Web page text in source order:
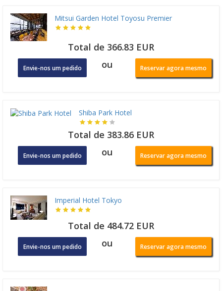
Mitsui Garden Hotel Toyosu Premier
Total de 366.83 EUR
Envie-nos um pedido ou Reservar agora mesmo
Shiba Park Hotel
Total de 383.86 EUR
Envie-nos um pedido ou Reservar agora mesmo
Imperial Hotel Tokyo
Total de 484.72 EUR
Envie-nos um pedido ou Reservar agora mesmo